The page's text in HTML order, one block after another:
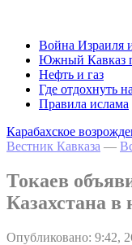
Война Израиля
Южный Кавказ
Нефть и газ
Где отдохнуть
Правила ислама
Карабахское
Вестник Кавказа —
Токаев
Казахстана в
Опубликовано: 9:42,